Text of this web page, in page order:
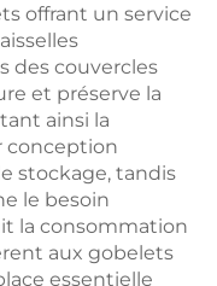
offrant un service
des couvercles
et préserve la
ainsi la
conception
stockage, tandis
le besoin
la consommation
aux gobelets
essentielle